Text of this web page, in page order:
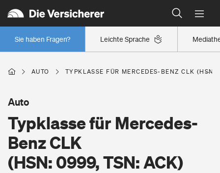
Leichte Sprache
Sie haben Fragen?
Wer versichert was: Jetzt Versicherer finden
Regionalklassen: So ist Ihre Region eingestuft
Wer versichert was: Jetzt Versicherer finden
Berufsunfähigkeitsversicherung
Wohnen
Wohngebäudeversicherung
AUTO TYPKLASSE FÜR MERCEDES-BENZ CLK
Typklasse für Mercedes-
Benz CLK
(HSN: 0999, TSN: ACK)
Auto